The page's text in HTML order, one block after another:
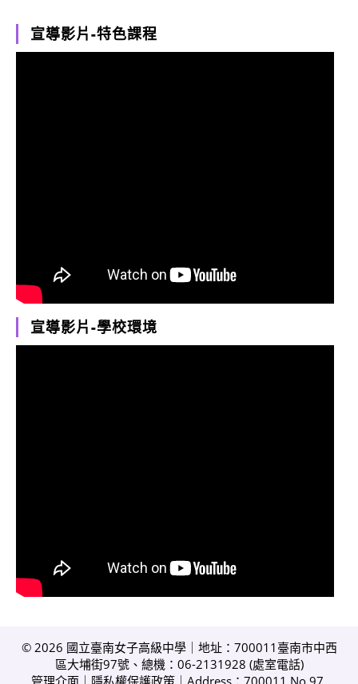
宣導影片-特色課程
宣導影片-學校環境
© 2026 國立臺南女子高級中學｜地址：700011臺南市中西
區大埔街97號、總機：06-2131928 (處室電話)
管理介面
隱私權保護政策 ｜Address：700011 No.97,